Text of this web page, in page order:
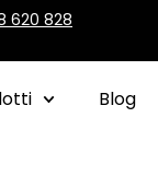
620 828
Blog